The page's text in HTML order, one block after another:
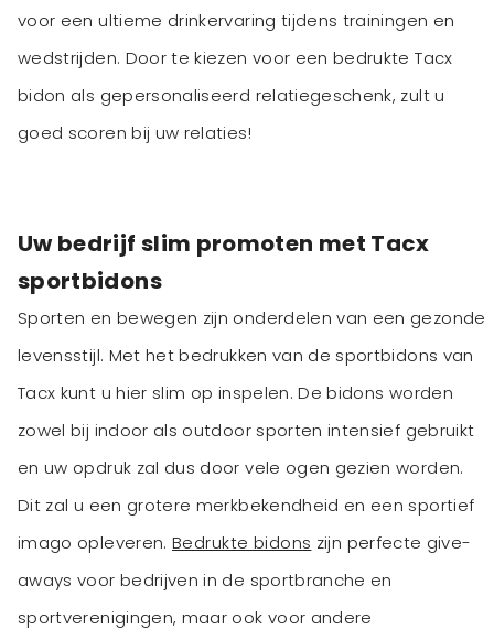
voor een ultieme drinkervaring tijdens trainingen en
wedstrijden. Door te kiezen voor een bedrukte Tacx
bidon als gepersonaliseerd relatiegeschenk, zult u
goed scoren bij uw relaties!
Uw bedrijf slim promoten met Tacx
sportbidons
Sporten en bewegen zijn onderdelen van een gezonde
levensstijl. Met het bedrukken van de sportbidons van
Tacx kunt u hier slim op inspelen. De bidons worden
zowel bij indoor als outdoor sporten intensief gebruikt
en uw opdruk zal dus door vele ogen gezien worden.
Dit zal u een grotere merkbekendheid en een sportief
imago opleveren. Bedrukte bidons zijn perfecte give-
aways voor bedrijven in de sportbranche en
sportverenigingen, maar ook voor andere